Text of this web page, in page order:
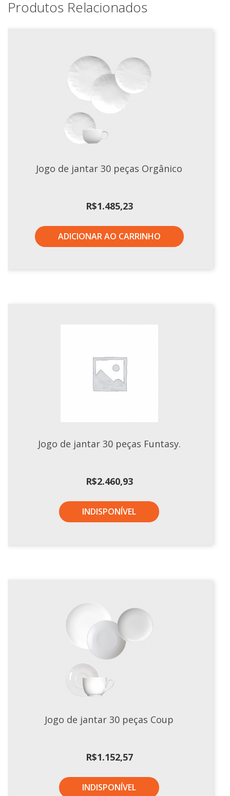
Produtos Relacionados
Jogo de jantar 30 peças Orgânico
R$1.485,23
ADICIONAR AO CARRINHO
Jogo de jantar 30 peças Funtasy.
R$2.460,93
INDISPONÍVEL
Jogo de jantar 30 peças Coup
R$1.152,57
INDISPONÍVEL